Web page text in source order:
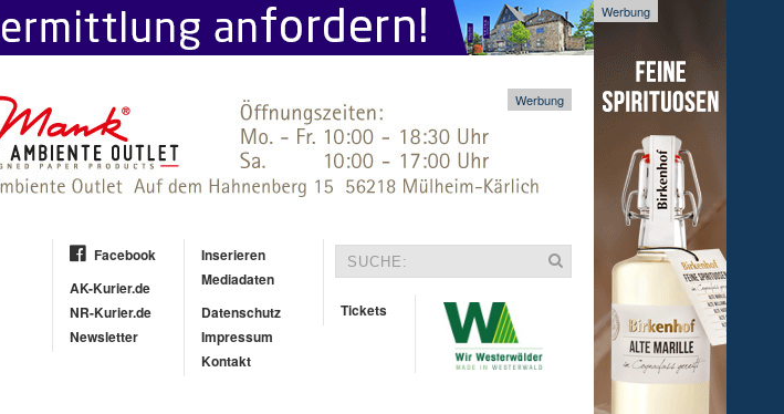
Werbung
Werbung
Facebook
AK-Kurier.de
NR-Kurier.de
Newsletter
Inserieren
Mediadaten
Datenschutz
Impressum
Kontakt
Tickets